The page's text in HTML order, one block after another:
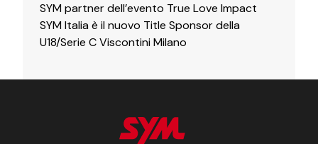
SYM partner dell’evento True Love Impact
SYM Italia è il nuovo Title Sponsor della
U18/Serie C Viscontini Milano